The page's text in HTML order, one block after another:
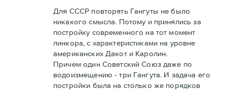
Для СССР повторять Гангуты не было
никакого смысла. Потому и принялись за
постройку современного на тот момент
линкора, с характеристиками на уровне
американских Дакот и Каролин.
Причем один Советский Союз даже по
водоизмещению - три Гангута. И задача его
постройки была на столько же порядков